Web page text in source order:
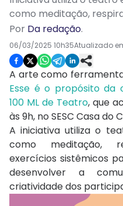
como meditação,
Por Da redação.
06/03/2025 10h35Atualizado
A arte como
Esse é o propósito da
100 ML de Teatro, que
às 9h, no SESC Casa do
A iniciativa utiliza o
como meditação,
exercícios sistêmicos
desenvolver a
criatividade dos